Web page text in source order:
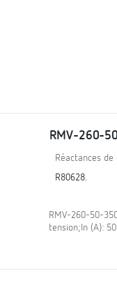
RMV-260-
Réactances
R80628.
RMV-260-50-
tension;In (A): 50